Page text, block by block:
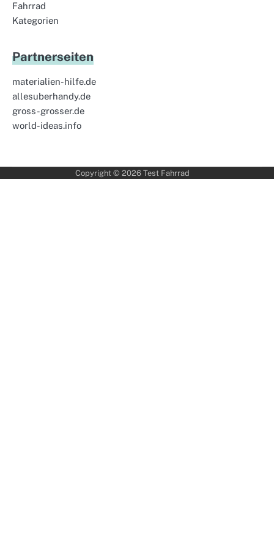
Fahrrad
Kategorien
Partnerseiten
materialien-hilfe.de
allesuberhandy.de
gross-grosser.de
world-ideas.info
Copyright © 2026 Test Fahrrad